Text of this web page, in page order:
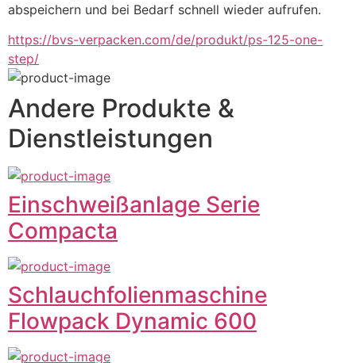
abspeichern und bei Bedarf schnell wieder aufrufen.
https://bvs-verpacken.com/de/produkt/ps-125-one-
step/
Andere Produkte &
Dienstleistungen
Einschweißanlage Serie
Compacta
Schlauchfolienmaschine
Flowpack Dynamic 600